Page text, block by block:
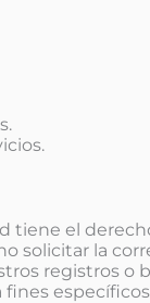
tiene el
solicitar la
registros o